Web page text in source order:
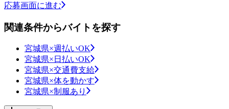
応募画面に進む
関連条件からバイトを探す
宮城県×週払いOK
宮城県×日払いOK
宮城県×交通費支給
宮城県×体を動かす
宮城県×制服あり